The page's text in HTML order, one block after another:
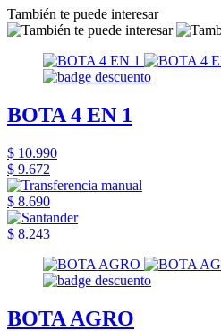
También te puede interesar
BOTA 4 EN 1
$ 10.990
$ 9.672
$ 8.690
$ 8.243
BOTA AGRO